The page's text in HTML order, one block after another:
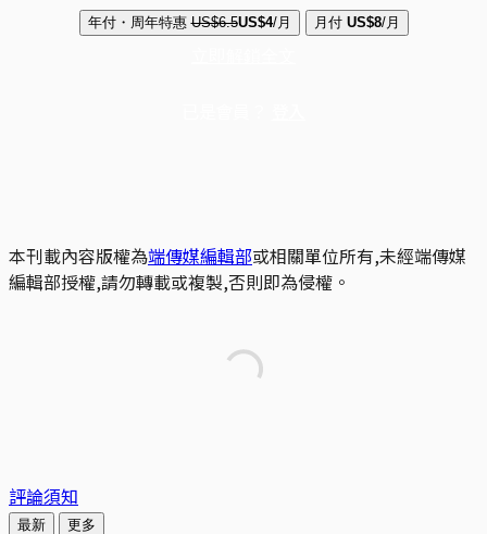
年付・周年特惠 US$6.5US$4/月 月付 US$8/月
本刊載內容版權為端傳媒編輯部或相關單位所有,未經端傳媒
編輯部授權,請勿轉載或複製,否則即為侵權。
評論須知
最新 更多